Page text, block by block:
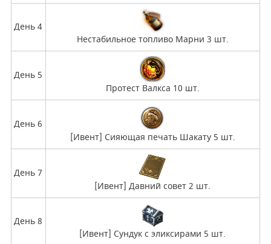
День 4
Нестабильное топливо Марни 3 шт.
День 5
Протест Валкса 10 шт.
День 6
[Ивент] Сияющая печать Шакату 5 шт.
День 7
[Ивент] Давний совет 2 шт.
День 8
[Ивент] Сундук с эликсирами 5 шт.